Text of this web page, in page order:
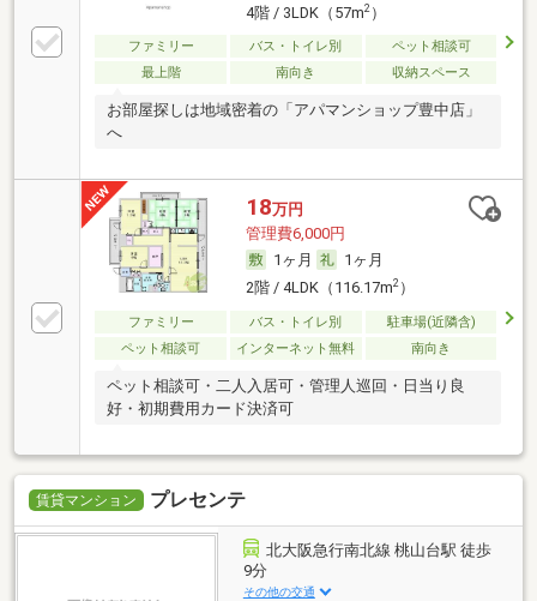
4階 / 3LDK（57m2）
ファミリー バス・トイレ別
ペット相談可
最上階
南向き 収納スペース
お部屋探しは地域密着の「アパマンショップ豊中店」
へ
18万円
管理費6,000円
1ヶ月
1ヶ月
2階 / 4LDK（116.17m2）
ファミリー バス・トイレ別
駐車場(近隣含)
ペット相談可
インターネット無料 南向き
ペット相談可・二人入居可・管理人巡回・日当り良
好・初期費用カード決済可
賃貸マンション プレセンテ
北大阪急行南北線 桃山台駅 徒歩
9分
その他の交通